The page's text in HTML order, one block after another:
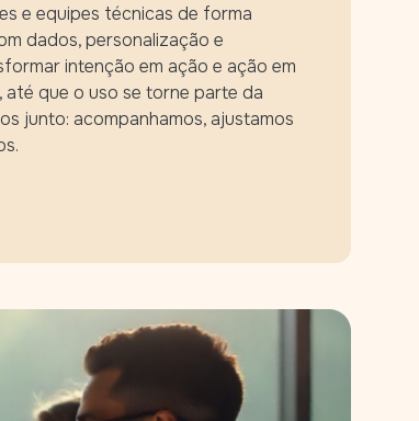
e equipes técnicas de forma
dados, personalização e
intenção em ação e ação em
que o uso se torne parte da
junto: acompanhamos, ajustamos